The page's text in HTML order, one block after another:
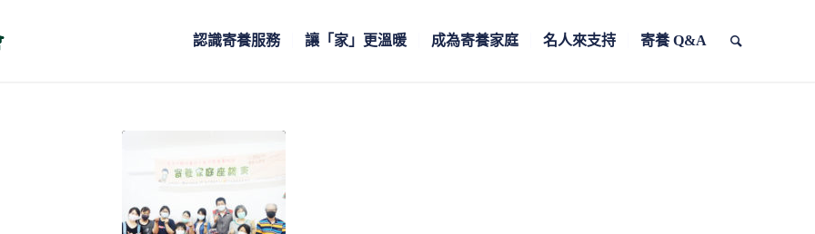
認識寄養服務 讓「家」更溫暖 成為寄養家庭 名人來支持 寄養 Q&A